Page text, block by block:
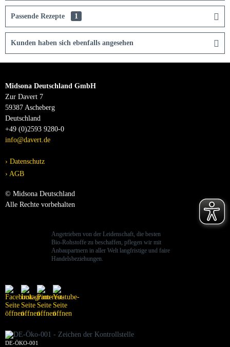
Passende Rezepte 1
Kunden haben sich ebenfalls angesehen
Midsona Deutschland GmbH
Zur Davert 7
59387 Ascheberg
Deutschland
+49 (0)2593 9280-0
info@davert.de
Datenschutz
AGB
© Midsona Deutschland
Alle Rechte vorbehalten
Angetrieben von der Leidenschaft, die besten
Bio-Rohstoffe zu beschaffen, pflegen wir mit
Anbaupartnern in aller Welt langfristige und faire
Handelsbeziehungen.
DE-ÖKO-001